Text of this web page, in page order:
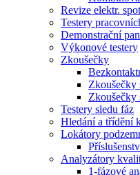
Revize elektr.
Testery
Demonstrační
Výkonové testery
Zkoušečky
Zkoušečky
Zkoušečky
Testery sledu fáz
Hledání a třídění
Lokátory
Analyzátory
1-fázové